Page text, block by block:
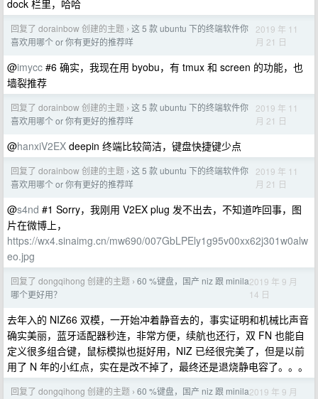
dock 栏里，哈哈
回复了 dorainbow 创建的主题 › 这 5 款 ubuntu 下的终端软件你
喜欢用哪个 or 你有更好的推荐咩
2019 年 11
月 21 日
@imycc #6 确实，我现在用 byobu，有 tmux 和 screen 的功能，也
墙裂推荐
回复了 dorainbow 创建的主题 › 这 5 款 ubuntu 下的终端软件你
喜欢用哪个 or 你有更好的推荐咩
2019 年 11
月 21 日
@hanxiV2EX deepin 终端比较简洁，键盘快捷键少点
回复了 dorainbow 创建的主题 › 这 5 款 ubuntu 下的终端软件你
喜欢用哪个 or 你有更好的推荐咩
2019 年 11
月 21 日
@s4nd #1 Sorry，我刚用 V2EX plug 发不出去，不知道咋回事，图
片在微博上，
https://wx4.sinaimg.cn/mw690/007GbLPEly1g95v00xx62j301w0alw
eo.jpg
回复了 dongqihong 创建的主题 › 60 %键盘，国产 niz 跟 minila
哪个更好用？
2019 年 9 月
14 日
去年入的 NIZ66 双模，一开始冲着静音去的，事实证明和机械比声音
确实美丽，蓝牙适配器秒连，非常方便，续航也还行，双 FN 也能自
定义很多组合键，鼠标模拟也挺好用，NIZ 已经很完美了，但是以前
用了 N 年的小红点，实在是改不掉了，最终还是退烧静电容了。。。
回复了 dongqihong 创建的主题 › 60 %键盘，国产 niz 跟 minila2019 年 9 月